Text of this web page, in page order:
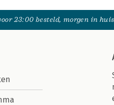
23:00 besteld, morgen in huis